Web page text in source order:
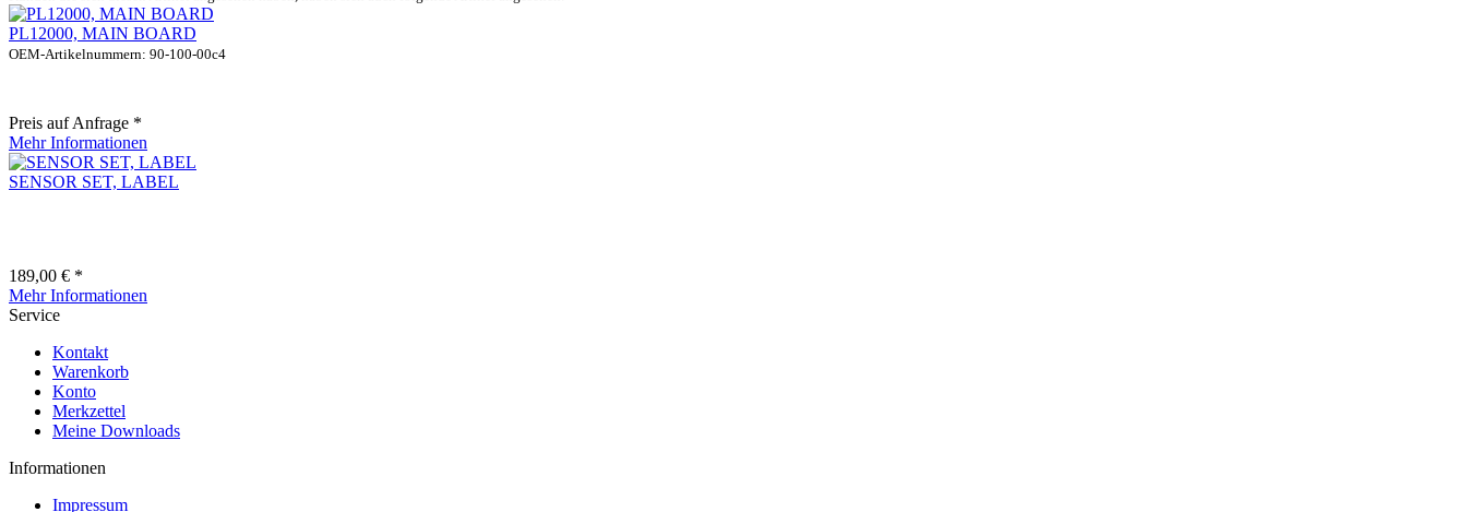
PL12000, MAIN BOARD
OEM-Artikelnummern: 90-100-00c4
Preis auf Anfrage *
Mehr Informationen
SENSOR SET, LABEL
189,00 € *
Mehr Informationen
Service
Kontakt
Warenkorb
Konto
Merkzettel
Meine Downloads
Informationen
Impressum